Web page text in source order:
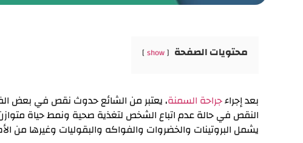
محتويات الصفحة show
بعد إجراءجراحة السمنة، يعتبر من الشائع حدوث نقص في بعض
النقص في حالة عدم اتباع الشخص لتغذية صحية ونمط حياة
يشمل البروتينات والخضروات والفواكه والبقوليات وغيرها من